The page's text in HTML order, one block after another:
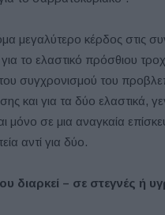
μεγαλύτερο κέρδος στις
το ελαστικό πρόσθιου
συγχρονισμού του
και για τα δύο ελαστικά,
μόνο σε μια αναγκαία
αντί για δύο.
διαρκεί – σε στεγνές ή